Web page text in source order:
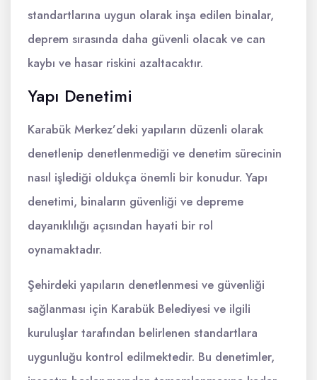
standartlarına uygun olarak inşa edilen binalar,
deprem sırasında daha güvenli olacak ve can
kaybı ve hasar riskini azaltacaktır.
Yapı Denetimi
Karabük Merkez’deki yapıların düzenli olarak
denetlenip denetlenmediği ve denetim sürecinin
nasıl işlediği oldukça önemli bir konudur. Yapı
denetimi, binaların güvenliği ve depreme
dayanıklılığı açısından hayati bir rol
oynamaktadır.
Şehirdeki yapıların denetlenmesi ve güvenliği
sağlanması için Karabük Belediyesi ve ilgili
kuruluşlar tarafından belirlenen standartlara
uygunluğu kontrol edilmektedir. Bu denetimler,